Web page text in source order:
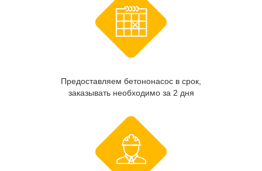
Предоставляем бетононасос в срок,
заказывать необходимо за 2 дня